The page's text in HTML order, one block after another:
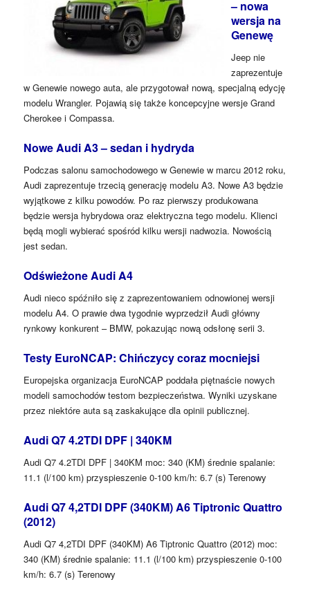
– nowa
wersja na
Genewę
Jeep nie
zaprezentuje
w Genewie nowego auta, ale przygotował nową, specjalną edycję
modelu Wrangler. Pojawią się także koncepcyjne wersje Grand
Cherokee i Compassa.
Nowe Audi A3 – sedan i hydryda
Podczas salonu samochodowego w Genewie w marcu 2012 roku,
Audi zaprezentuje trzecią generację modelu A3. Nowe A3 będzie
wyjątkowe z kilku powodów. Po raz pierwszy produkowana
będzie wersja hybrydowa oraz elektryczna tego modelu. Klienci
będą mogli wybierać spośród kilku wersji nadwozia. Nowością
jest sedan.
Odświeżone Audi A4
Audi nieco spóźniło się z zaprezentowaniem odnowionej wersji
modelu A4. O prawie dwa tygodnie wyprzedził Audi główny
rynkowy konkurent – BMW, pokazując nową odsłonę serii 3.
Testy EuroNCAP: Chińczycy coraz mocniejsi
Europejska organizacja EuroNCAP poddała piętnaście nowych
modeli samochodów testom bezpieczeństwa. Wyniki uzyskane
przez niektóre auta są zaskakujące dla opinii publicznej.
Audi Q7 4.2TDI DPF | 340KM
Audi Q7 4.2TDI DPF | 340KM moc: 340 (KM) średnie spalanie:
11.1 (l/100 km) przyspieszenie 0-100 km/h: 6.7 (s) Terenowy
Audi Q7 4,2TDI DPF (340KM) A6 Tiptronic Quattro
(2012)
Audi Q7 4,2TDI DPF (340KM) A6 Tiptronic Quattro (2012) moc:
340 (KM) średnie spalanie: 11.1 (l/100 km) przyspieszenie 0-100
km/h: 6.7 (s) Terenowy